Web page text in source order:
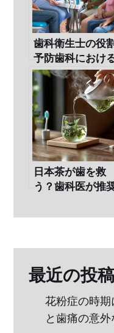
歯科衛生士の役
予防歯科におけ
専門家の重要性
日本茶が歯を救
う？歯科医が推
最近の投稿
花粉症の時
と歯痛の意